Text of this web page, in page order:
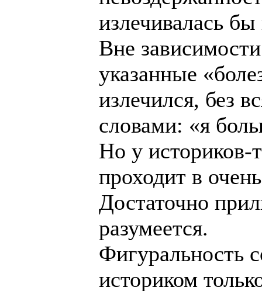
излечивалась
Вне
указанные
излечился, без
словами: «я
Но у историков-
проходит в
Достаточно
разумеется.
Фигуральность
историком